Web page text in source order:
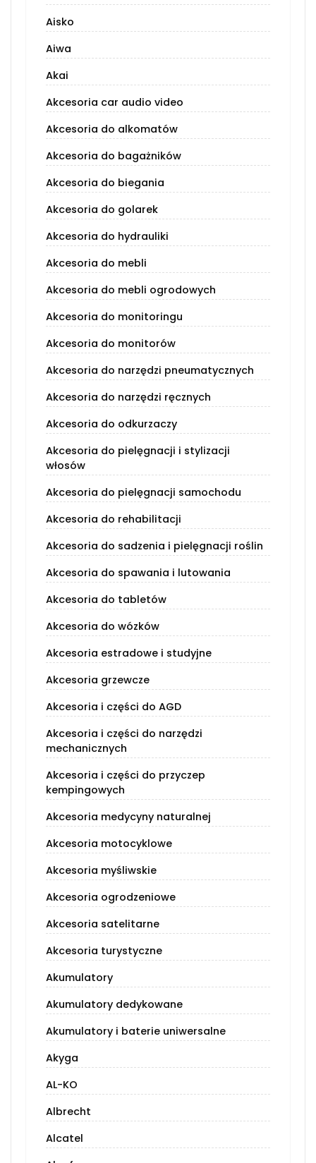
Aisko
Aiwa
Akai
Akcesoria car audio video
Akcesoria do alkomatów
Akcesoria do bagażników
Akcesoria do biegania
Akcesoria do golarek
Akcesoria do hydrauliki
Akcesoria do mebli
Akcesoria do mebli ogrodowych
Akcesoria do monitoringu
Akcesoria do monitorów
Akcesoria do narzędzi pneumatycznych
Akcesoria do narzędzi ręcznych
Akcesoria do odkurzaczy
Akcesoria do pielęgnacji i stylizacji
włosów
Akcesoria do pielęgnacji samochodu
Akcesoria do rehabilitacji
Akcesoria do sadzenia i pielęgnacji roślin
Akcesoria do spawania i lutowania
Akcesoria do tabletów
Akcesoria do wózków
Akcesoria estradowe i studyjne
Akcesoria grzewcze
Akcesoria i części do AGD
Akcesoria i części do narzędzi
mechanicznych
Akcesoria i części do przyczep
kempingowych
Akcesoria medycyny naturalnej
Akcesoria motocyklowe
Akcesoria myśliwskie
Akcesoria ogrodzeniowe
Akcesoria satelitarne
Akcesoria turystyczne
Akumulatory
Akumulatory dedykowane
Akumulatory i baterie uniwersalne
Akyga
AL-KO
Albrecht
Alcatel